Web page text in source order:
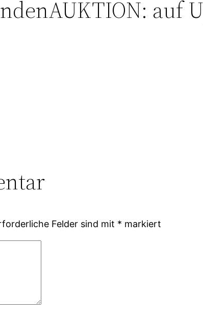
auf
Felder sind mit * markiert